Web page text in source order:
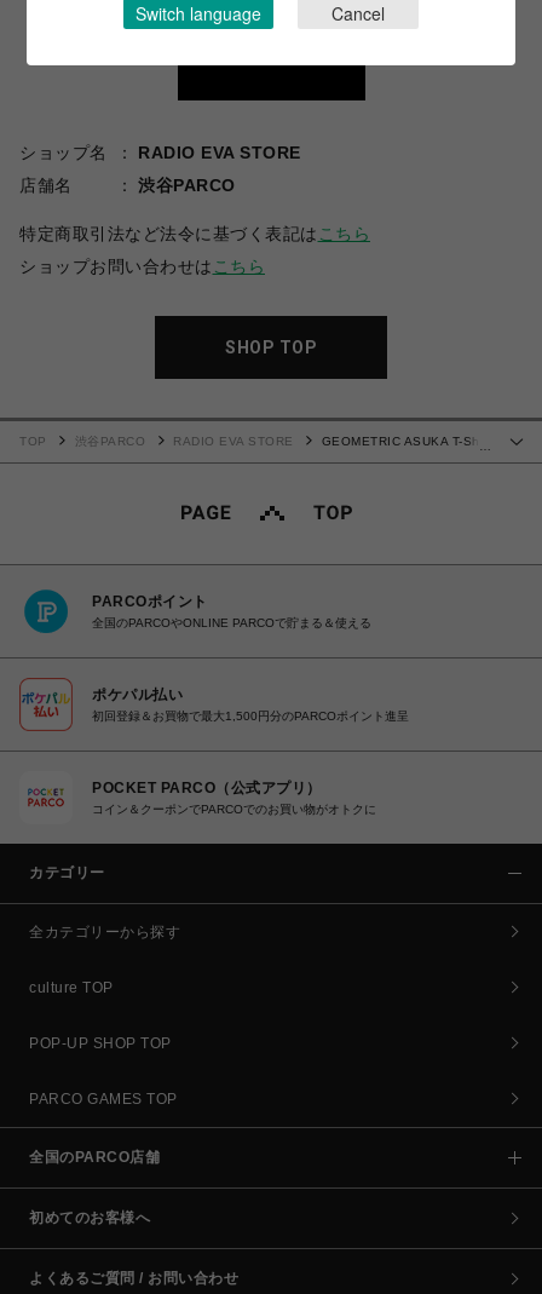
ショップ名
RADIO EVA STORE
店舗名
渋谷PARCO
特定商取引法など法令に基づく表記は こちら
ショップお問い合わせは こちら
SHOP TOP
TOP 渋谷PARCO RADIO EVA STORE
GEOMETRIC ASUKA T-Shirt
PARCOポイント
全国のPARCOやONLINE PARCOで貯まる＆使える
ポケパル払い
初回登録＆お買物で最大1,500円分のPARCOポイント進呈
POCKET PARCO（公式アプリ）
コイン＆クーポンでPARCOでのお買い物がオトクに
カテゴリー
全カテゴリーから探す
culture TOP
POP-UP SHOP TOP
PARCO GAMES TOP
全国のPARCO店舗
初めてのお客様へ
よくあるご質問 / お問い合わせ
Switch language Cancel